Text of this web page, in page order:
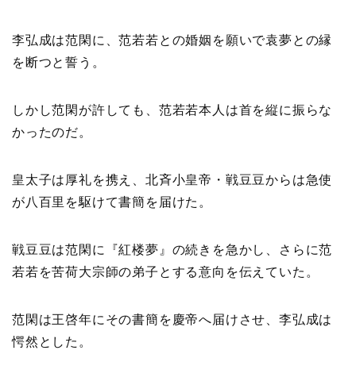
李弘成は范閑に、范若若との婚姻を願いで袁夢との縁
を断つと誓う。
しかし范閑が許しても、范若若本人は首を縦に振らな
かったのだ。
皇太子は厚礼を携え、北斉小皇帝・戦豆豆からは急使
が八百里を駆けて書簡を届けた。
戦豆豆は范閑に『紅楼夢』の続きを急かし、さらに范
若若を苦荷大宗師の弟子とする意向を伝えていた。
范閑は王啓年にその書簡を慶帝へ届けさせ、李弘成は
愕然とした。